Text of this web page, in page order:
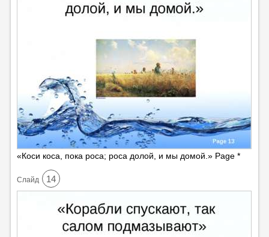
«Коси коса, пока роса; роса долой, и мы домой.» Page *
Cлайд 14